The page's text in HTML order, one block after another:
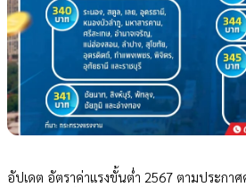
อัปเดต อัตราค่าแรงขั้นต่ำ 2567 ตามประกาศ